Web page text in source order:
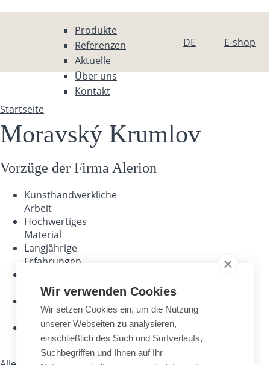
Produkte
Referenzen
Aktuelle
Über uns
Kontakt
DE E-shop
Sie sind hier
Startseite
Moravský Krumlov
Vorzüge der Firma Alerion
Kunsthandwerkliche
Arbeit
Hochwertiges
Material
Langjährige
Erfahrungen
Garantie
Garantie
Persönliche
Kundenbetreuung
Wir verwenden Cookies
Wir setzen Cookies ein, um die Nutzung
unserer Webseiten zu analysieren,
einschließlich des Such und Surfverlaufs,
Suchbegriffen und Ihnen auf Ihr